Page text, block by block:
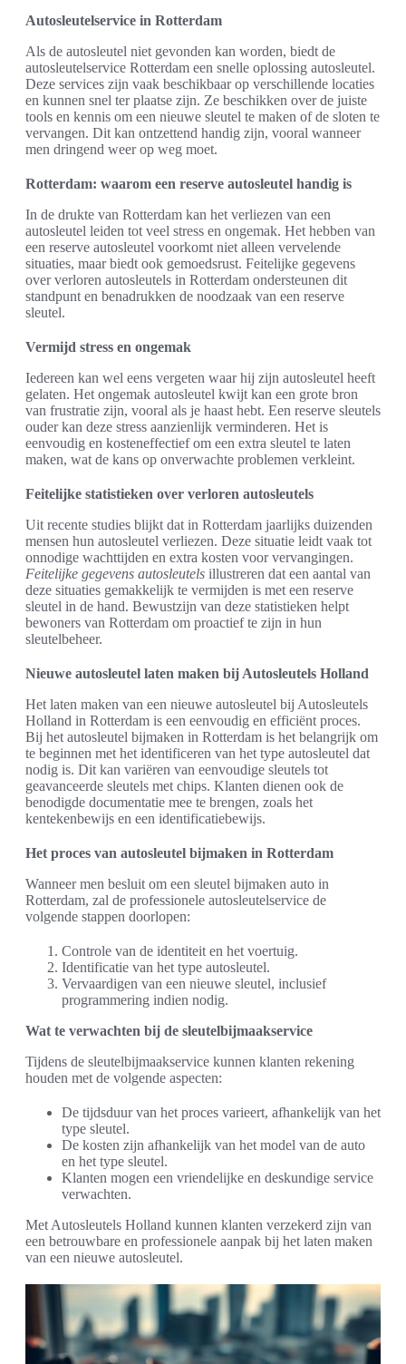
Autosleutelservice in Rotterdam
Als de autosleutel niet gevonden kan worden, biedt de
autosleutelservice Rotterdam een snelle oplossing autosleutel.
Deze services zijn vaak beschikbaar op verschillende locaties
en kunnen snel ter plaatse zijn. Ze beschikken over de juiste
tools en kennis om een nieuwe sleutel te maken of de sloten te
vervangen. Dit kan ontzettend handig zijn, vooral wanneer
men dringend weer op weg moet.
Rotterdam: waarom een reserve autosleutel handig is
In de drukte van Rotterdam kan het verliezen van een
autosleutel leiden tot veel stress en ongemak. Het hebben van
een reserve autosleutel voorkomt niet alleen vervelende
situaties, maar biedt ook gemoedsrust. Feitelijke gegevens
over verloren autosleutels in Rotterdam ondersteunen dit
standpunt en benadrukken de noodzaak van een reserve
sleutel.
Vermijd stress en ongemak
Iedereen kan wel eens vergeten waar hij zijn autosleutel heeft
gelaten. Het ongemak autosleutel kwijt kan een grote bron
van frustratie zijn, vooral als je haast hebt. Een reserve sleutels
ouder kan deze stress aanzienlijk verminderen. Het is
eenvoudig en kosteneffectief om een extra sleutel te laten
maken, wat de kans op onverwachte problemen verkleint.
Feitelijke statistieken over verloren autosleutels
Uit recente studies blijkt dat in Rotterdam jaarlijks duizenden
mensen hun autosleutel verliezen. Deze situatie leidt vaak tot
onnodige wachttijden en extra kosten voor vervangingen.
Feitelijke gegevens autosleutels illustreren dat een aantal van
deze situaties gemakkelijk te vermijden is met een reserve
sleutel in de hand. Bewustzijn van deze statistieken helpt
bewoners van Rotterdam om proactief te zijn in hun
sleutelbeheer.
Nieuwe autosleutel laten maken bij Autosleutels Holland
Het laten maken van een nieuwe autosleutel bij Autosleutels
Holland in Rotterdam is een eenvoudig en efficiënt proces.
Bij het autosleutel bijmaken in Rotterdam is het belangrijk om
te beginnen met het identificeren van het type autosleutel dat
nodig is. Dit kan variëren van eenvoudige sleutels tot
geavanceerde sleutels met chips. Klanten dienen ook de
benodigde documentatie mee te brengen, zoals het
kentekenbewijs en een identificatiebewijs.
Het proces van autosleutel bijmaken in Rotterdam
Wanneer men besluit om een sleutel bijmaken auto in
Rotterdam, zal de professionele autosleutelservice de
volgende stappen doorlopen:
Controle van de identiteit en het voertuig.
Identificatie van het type autosleutel.
Vervaardigen van een nieuwe sleutel, inclusief
programmering indien nodig.
Wat te verwachten bij de sleutelbijmaakservice
Tijdens de sleutelbijmaakservice kunnen klanten rekening
houden met de volgende aspecten:
De tijdsduur van het proces varieert, afhankelijk van het
type sleutel.
De kosten zijn afhankelijk van het model van de auto
en het type sleutel.
Klanten mogen een vriendelijke en deskundige service
verwachten.
Met Autosleutels Holland kunnen klanten verzekerd zijn van
een betrouwbare en professionele aanpak bij het laten maken
van een nieuwe autosleutel.